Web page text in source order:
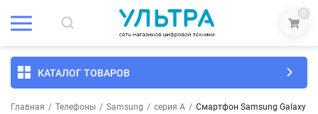
0
КАТАЛОГ ТОВАРОВ
Главная / Телефоны / Samsung / серия A / Смартфон Samsung Galaxy